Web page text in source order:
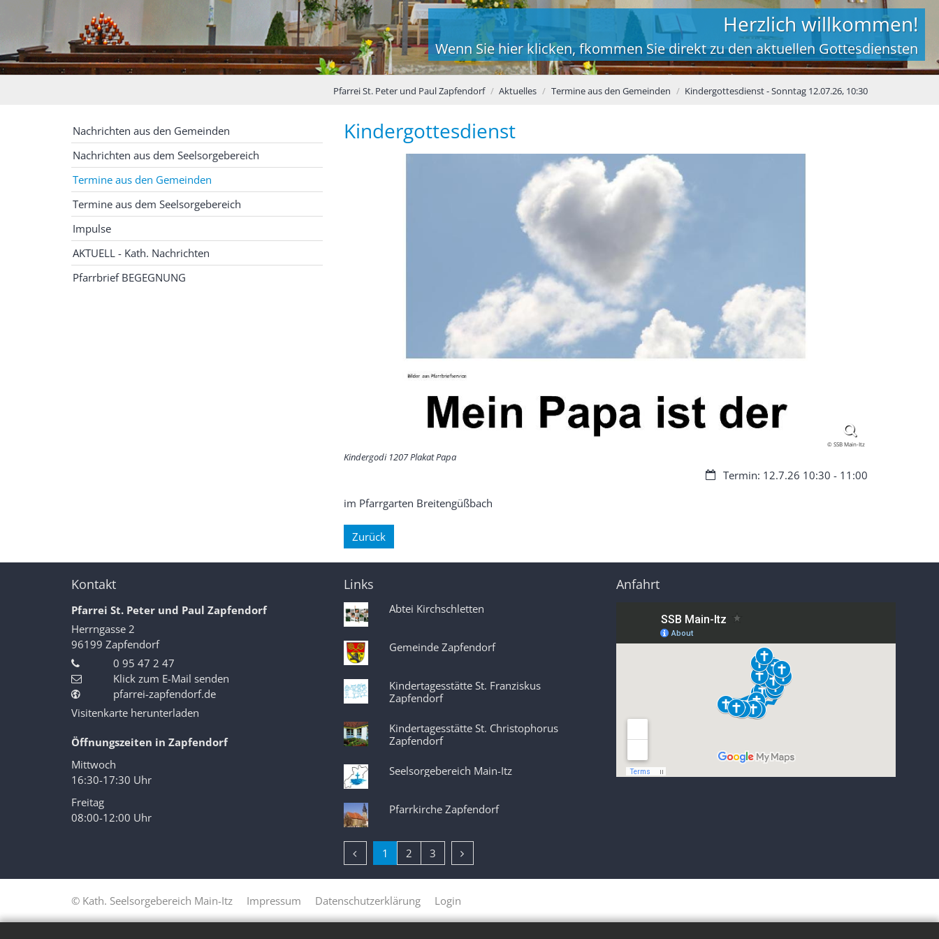
Herzlich willkommen!
Wenn Sie hier klicken, fkommen Sie direkt zu den aktuellen Gottesdiensten
Pfarrei St. Peter und Paul Zapfendorf Aktuelles Termine aus den Gemeinden Kindergottesdienst - Sonntag 12.07.26, 10:30
Kindergottesdienst
© SSB Main-Itz
Kindergodi 1207 Plakat Papa
Datum:Termin: 12.7.26 10:30 - 11:00
im Pfarrgarten Breitengüßbach
Zurück
Nachrichten aus den Gemeinden
Nachrichten aus dem Seelsorgebereich
Termine aus den Gemeinden
Termine aus dem Seelsorgebereich
Impulse
AKTUELL - Kath. Nachrichten
Pfarrbrief BEGEGNUNG
Kontakt
Pfarrei St. Peter und Paul Zapfendorf
Herrngasse 2
96199 Zapfendorf
0 95 47 2 47
Klick zum E-Mail senden
pfarrei-zapfendorf.de
Visitenkarte herunterladen
Öffnungszeiten in Zapfendorf
Mittwoch
16:30-17:30 Uhr
Freitag
08:00-12:00 Uhr
Links
Abtei Kirchschletten
Gemeinde Zapfendorf
Kindertagesstätte St. Franziskus
Zapfendorf
Kindertagesstätte St. Christophorus
Zapfendorf
Seelsorgebereich Main-Itz
Pfarrkirche Zapfendorf
Vorherige Seite
1 2 3 Nächste Seite
Anfahrt
© Kath. Seelsorgebereich Main-Itz Impressum Datenschutzerklärung Login